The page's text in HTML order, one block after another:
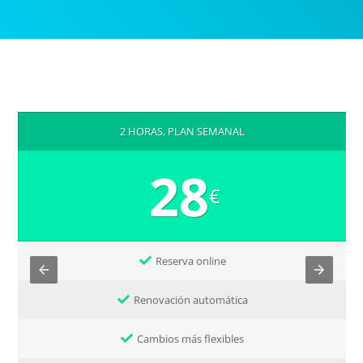
2 HORAS, PLAN SEMANAL
28€
Reserva online
Renovación automática
Cambios más flexibles